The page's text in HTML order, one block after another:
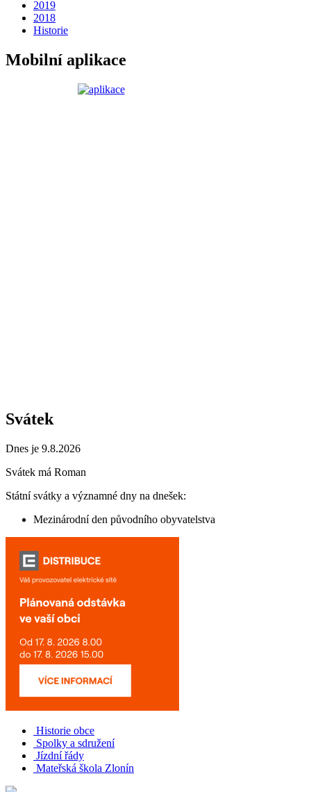
2019
2018
Historie
Mobilní aplikace
Svátek
Dnes je 9.8.2026
Svátek má Roman
Státní svátky a významné dny na dnešek:
Mezinárodní den původního obyvatelstva
Historie obce
Spolky a sdružení
Jízdní řády
Mateřská škola Zlonín